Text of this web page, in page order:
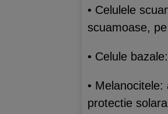
• Celulele
scuamoase,
• Celule
•
protectie